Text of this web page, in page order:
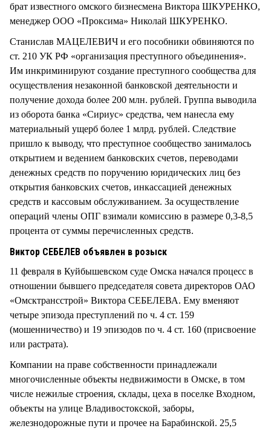
брат известного омского бизнесмена Виктора ШКУРЕНКО,
менеджер ООО «Проксима» Николай ШКУРЕНКО.
Станислав МАЦЕЛЕВИЧ и его пособники обвиняются по
ст. 210 УК РФ «организация преступного объединения».
Им инкриминируют создание преступного сообщества для
осуществления незаконной банковской деятельности и
получение дохода более 200 млн. рублей. Группа выводила
из оборота банка «Сириус» средства, чем нанесла ему
материальный ущерб более 1 млрд. рублей. Следствие
пришло к выводу, что преступное сообщество занималось
открытием и ведением банковских счетов, переводами
денежных средств по поручению юридических лиц без
открытия банковских счетов, инкассацией денежных
средств и кассовым обслуживанием. За осуществление
операций члены ОПГ взимали комиссию в размере 0,3-8,5
процента от суммы перечисленных средств.
Виктор СЕБЕЛЕВ объявлен в розыск
11 февраля в Куйбышевском суде Омска начался процесс в
отношении бывшего председателя совета директоров ОАО
«Омсктрансстрой» Виктора СЕБЕЛЕВА. Ему вменяют
четыре эпизода преступлений по ч. 4 ст. 159
(мошенничество) и 19 эпизодов по ч. 4 ст. 160 (присвоение
или растрата).
Компании на праве собственности принадлежали
многочисленные объекты недвижимости в Омске, в том
числе нежилые строения, склады, цеха в поселке Входном,
объекты на улице Владивостокской, заборы,
железнодорожные пути и прочее на Барабинской. 25,5